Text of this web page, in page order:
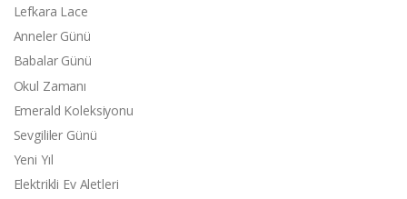
Lefkara Lace
Anneler Günü
Babalar Günü
Okul Zamanı
Emerald Koleksiyonu
Sevgililer Günü
Yeni Yıl
Elektrikli Ev Aletleri